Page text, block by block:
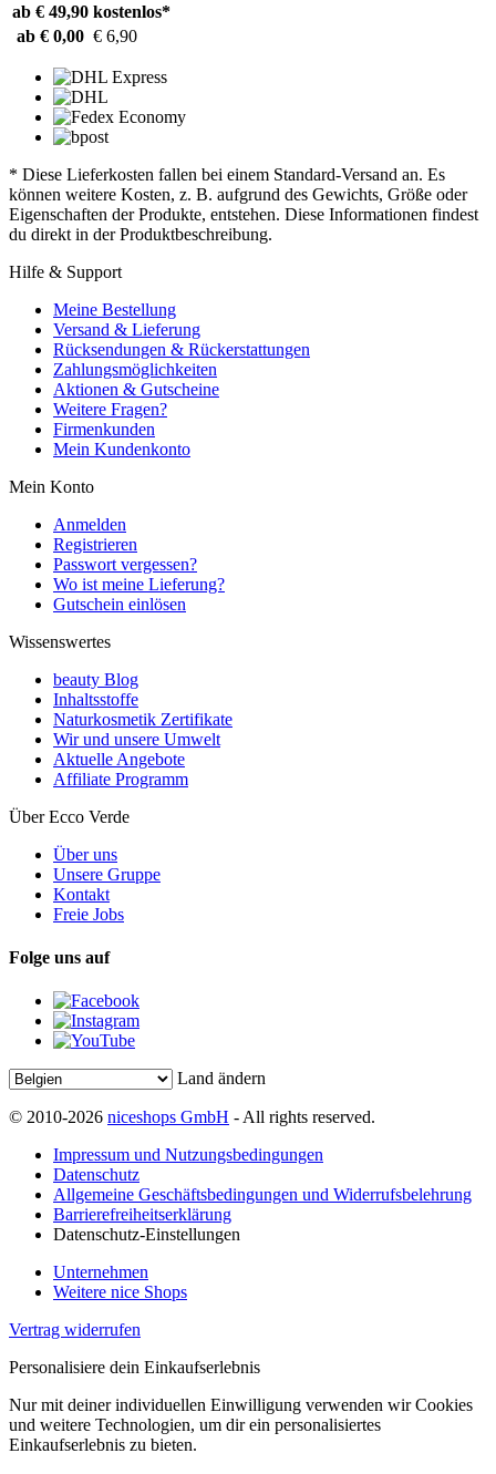
ab € 49,90 kostenlos*
ab € 0,00 € 6,90
* Diese Lieferkosten fallen bei einem Standard-Versand an. Es
können weitere Kosten, z. B. aufgrund des Gewichts, Größe oder
Eigenschaften der Produkte, entstehen. Diese Informationen findest
du direkt in der Produktbeschreibung.
Hilfe & Support
Meine Bestellung
Versand & Lieferung
Rücksendungen & Rückerstattungen
Zahlungsmöglichkeiten
Aktionen & Gutscheine
Weitere Fragen?
Firmenkunden
Mein Kundenkonto
Mein Konto
Anmelden
Registrieren
Passwort vergessen?
Wo ist meine Lieferung?
Gutschein einlösen
Wissenswertes
beauty Blog
Inhaltsstoffe
Naturkosmetik Zertifikate
Wir und unsere Umwelt
Aktuelle Angebote
Affiliate Programm
Über Ecco Verde
Über uns
Unsere Gruppe
Kontakt
Freie Jobs
Folge uns auf
Land ändern
© 2010-2026 niceshops GmbH - All rights reserved.
Impressum und Nutzungsbedingungen
Datenschutz
Allgemeine Geschäftsbedingungen und Widerrufsbelehrung
Barrierefreiheitserklärung
Datenschutz-Einstellungen
Unternehmen
Weitere nice Shops
Vertrag widerrufen
Personalisiere dein Einkaufserlebnis
Nur mit deiner individuellen Einwilligung verwenden wir Cookies
und weitere Technologien, um dir ein personalisiertes
Einkaufserlebnis zu bieten.